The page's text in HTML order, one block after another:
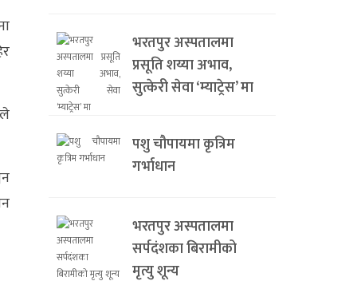
भरतपुर अस्पतालमा
प्रसूति शय्या अभाव,
सुत्केरी सेवा ‘म्याट्रेस’ मा
पशु चौपायमा कृत्रिम
गर्भाधान
भरतपुर अस्पतालमा
सर्पदंशका बिरामीको
मृत्यु शून्य